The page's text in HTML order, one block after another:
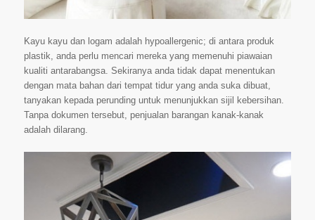
Kayu kayu dan logam adalah hypoallergenic; di antara produk
plastik, anda perlu mencari mereka yang memenuhi piawaian
kualiti antarabangsa. Sekiranya anda tidak dapat menentukan
dengan mata bahan dari tempat tidur yang anda suka dibuat,
tanyakan kepada perunding untuk menunjukkan sijil kebersihan.
Tanpa dokumen tersebut, penjualan barangan kanak-kanak
adalah dilarang.